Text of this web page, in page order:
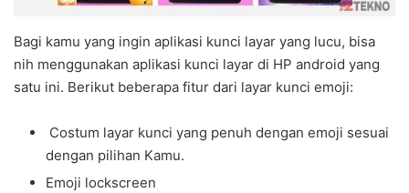
Bagi kamu yang ingin aplikasi kunci layar yang lucu, bisa
nih menggunakan aplikasi kunci layar di HP android yang
satu ini. Berikut beberapa fitur dari layar kunci emoji:
Costum layar kunci yang penuh dengan emoji sesuai
dengan pilihan Kamu.
Emoji lockscreen